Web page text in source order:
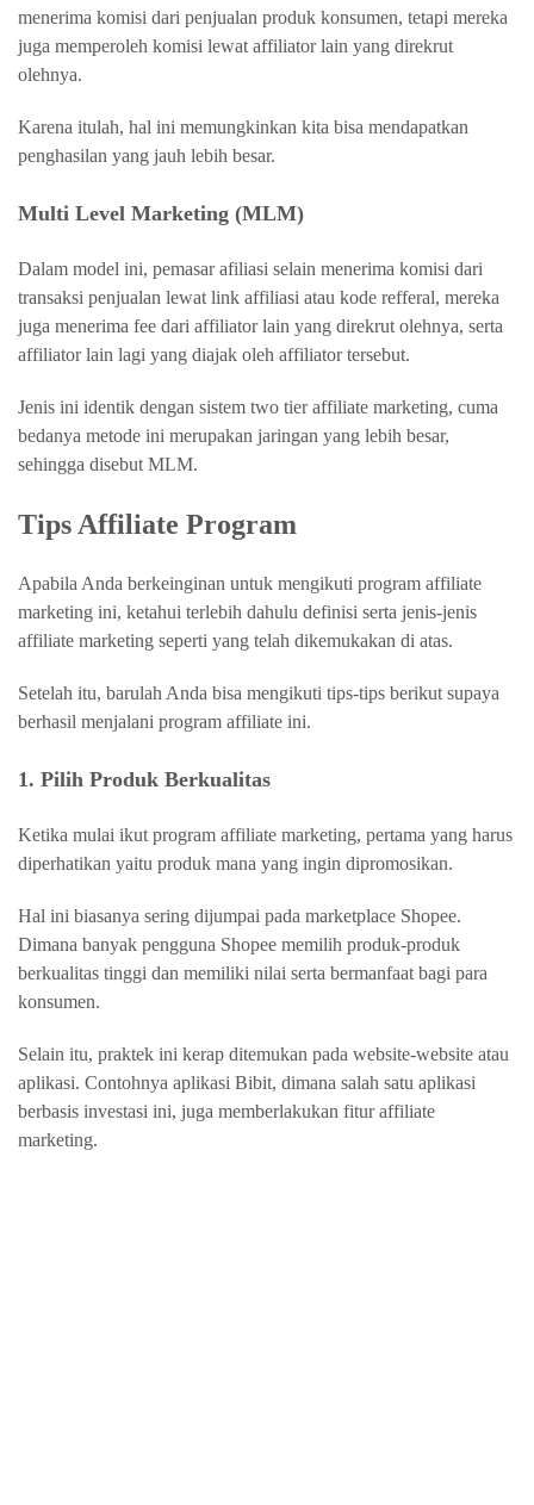
menerima komisi dari penjualan produk konsumen, tetapi mereka
juga memperoleh komisi lewat affiliator lain yang direkrut
olehnya.
Karena itulah, hal ini memungkinkan kita bisa mendapatkan
penghasilan yang jauh lebih besar.
Multi Level Marketing (MLM)
Dalam model ini, pemasar afiliasi selain menerima komisi dari
transaksi penjualan lewat link affiliasi atau kode refferal, mereka
juga menerima fee dari affiliator lain yang direkrut olehnya, serta
affiliator lain lagi yang diajak oleh affiliator tersebut.
Jenis ini identik dengan sistem two tier affiliate marketing, cuma
bedanya metode ini merupakan jaringan yang lebih besar,
sehingga disebut MLM.
Tips Affiliate Program
Apabila Anda berkeinginan untuk mengikuti program affiliate
marketing ini, ketahui terlebih dahulu definisi serta jenis-jenis
affiliate marketing seperti yang telah dikemukakan di atas.
Setelah itu, barulah Anda bisa mengikuti tips-tips berikut supaya
berhasil menjalani program affiliate ini.
1. Pilih Produk Berkualitas
Ketika mulai ikut program affiliate marketing, pertama yang harus
diperhatikan yaitu produk mana yang ingin dipromosikan.
Hal ini biasanya sering dijumpai pada marketplace Shopee.
Dimana banyak pengguna Shopee memilih produk-produk
berkualitas tinggi dan memiliki nilai serta bermanfaat bagi para
konsumen.
Selain itu, praktek ini kerap ditemukan pada website-website atau
aplikasi. Contohnya aplikasi Bibit, dimana salah satu aplikasi
berbasis investasi ini, juga memberlakukan fitur affiliate
marketing.